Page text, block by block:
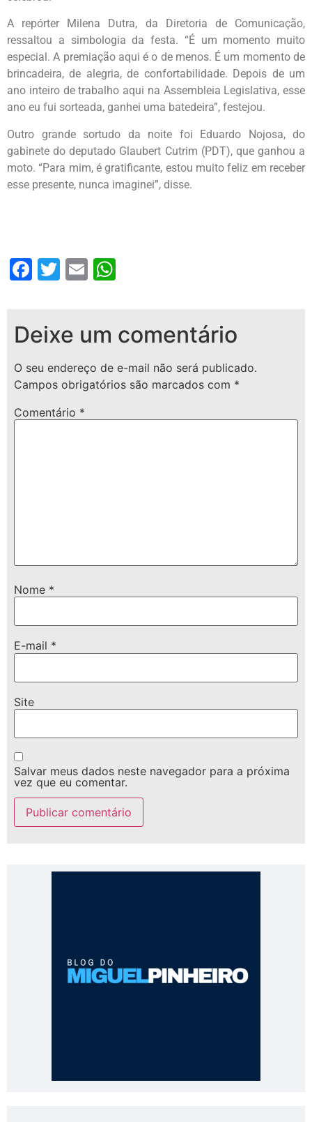
A repórter Milena Dutra, da Diretoria de Comunicação,
ressaltou a simbologia da festa. “É um momento muito
especial. A premiação aqui é o de menos. É um momento de
brincadeira, de alegria, de confortabilidade. Depois de um
ano inteiro de trabalho aqui na Assembleia Legislativa, esse
ano eu fui sorteada, ganhei uma batedeira”, festejou.
Outro grande sortudo da noite foi Eduardo Nojosa, do
gabinete do deputado Glaubert Cutrim (PDT), que ganhou a
moto. “Para mim, é gratificante, estou muito feliz em receber
esse presente, nunca imaginei”, disse.
Facebook
Twitter
Email
Deixe um comentário
O seu endereço de e-mail não será publicado.
Campos obrigatórios são marcados com *
Comentário *
Nome *
E-mail *
Site
Salvar meus dados neste navegador para a próxima
vez que eu comentar.